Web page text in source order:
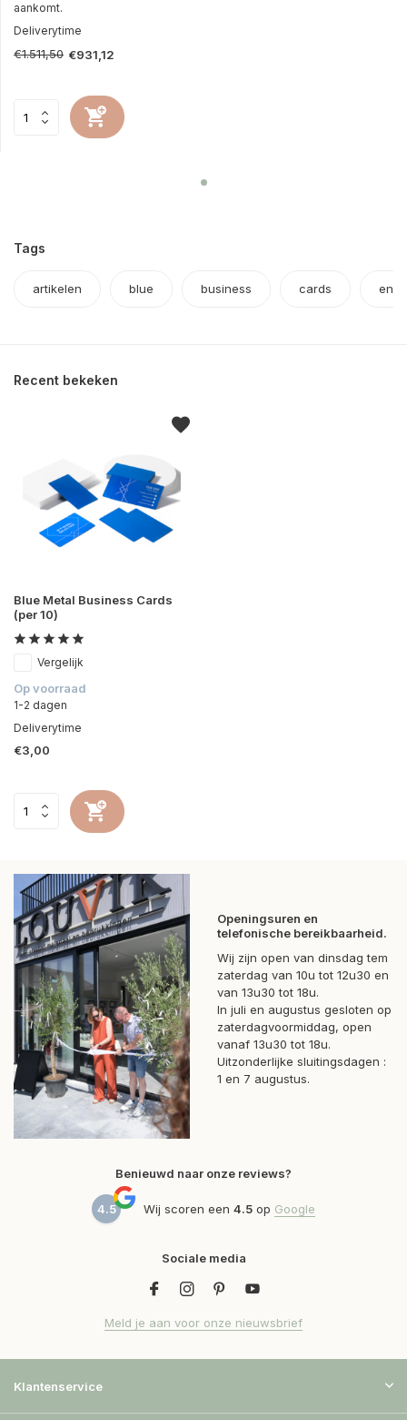
aankomt.
Deliverytime
€1.511,50 €931,12
Tags
artikelen blue business cards en
Recent bekeken
Blue Metal Business Cards
(per 10)
Vergelijk
Op voorraad
1-2 dagen
Deliverytime
€3,00
Openingsuren en
telefonische bereikbaarheid.
Wij zijn open van dinsdag tem
zaterdag van 10u tot 12u30 en
van 13u30 tot 18u.
In juli en augustus gesloten op
zaterdagvoormiddag, open
vanaf 13u30 tot 18u.
Uitzonderlijke sluitingsdagen :
1 en 7 augustus.
Benieuwd naar onze reviews?
4.5 Wij scoren een 4.5 op Google
Sociale media
Meld je aan voor onze nieuwsbrief
Klantenservice